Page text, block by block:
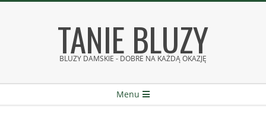
TANIE BLUZY
BLUZY DAMSKIE - DOBRE NA KAŻDĄ OKAZJĘ
Menu